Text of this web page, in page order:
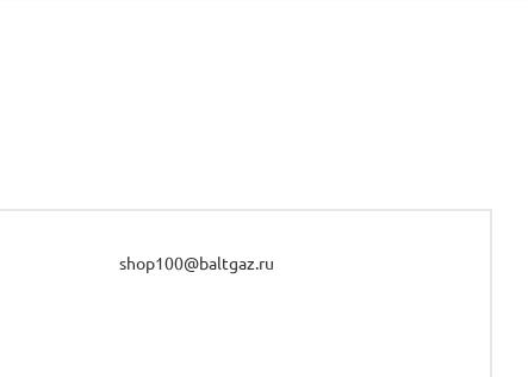
shop100@baltgaz.ru